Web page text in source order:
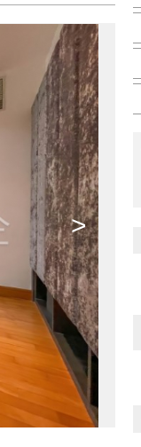
>